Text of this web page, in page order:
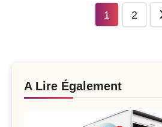
1 2
A Lire Également